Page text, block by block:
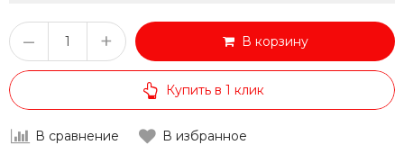
– + В корзину
Купить в 1 клик
В сравнение В избранное